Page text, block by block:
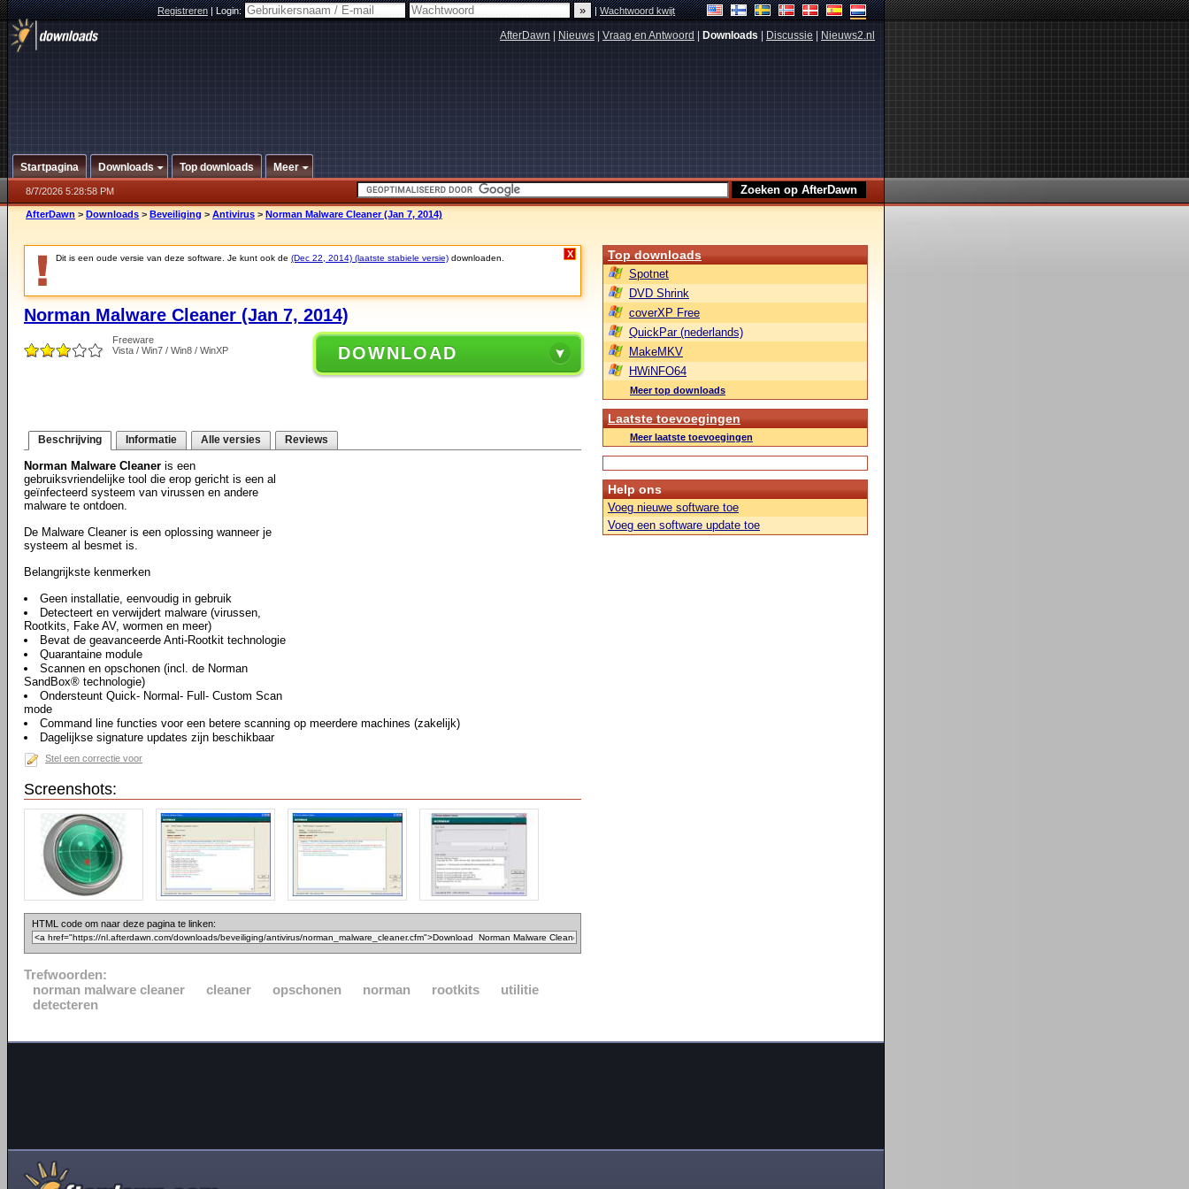
Registreren|Login: |Wachtwoord kwijt
AfterDawn Nieuws Vraag en Antwoord Downloads Discussie Nieuws2.nl
Startpagina Downloads Top downloads Meer
8/7/2026 5:28:58 PM
AfterDawn > Downloads > Beveiliging > Antivirus > Norman Malware Cleaner (Jan 7, 2014)
Dit is een oude versie van deze software. Je kunt ook de (Dec 22, 2014) (laatste stabiele versie) downloaden. X
Norman Malware Cleaner (Jan 7, 2014)
Freeware
Vista / Win7 / Win8 / WinXP
DOWNLOAD
Beschrijving Informatie Alle versies Reviews
Norman Malware Cleaner is een
gebruiksvriendelijke tool die erop gericht is een al
geïnfecteerd systeem van virussen en andere
malware te ontdoen.
De Malware Cleaner is een oplossing wanneer je
systeem al besmet is.
Belangrijkste kenmerken
Geen installatie, eenvoudig in gebruik
Detecteert en verwijdert malware (virussen,
Rootkits, Fake AV, wormen en meer)
Bevat de geavanceerde Anti-Rootkit technologie
Quarantaine module
Scannen en opschonen (incl. de Norman
SandBox® technologie)
Ondersteunt Quick- Normal- Full- Custom Scan
mode
Command line functies voor een betere scanning op meerdere machines (zakelijk)
Dagelijkse signature updates zijn beschikbaar
Stel een correctie voor
Screenshots:
HTML code om naar deze pagina te linken:
Trefwoorden:
norman malware cleaner
cleaner opschonen norman rootkits
utilitie
detecteren
Top downloads
Spotnet
DVD Shrink
coverXP Free
QuickPar (nederlands)
MakeMKV
HWiNFO64
Meer top downloads
Laatste toevoegingen
Meer laatste toevoegingen
Help ons
Voeg nieuwe software toe
Voeg een software update toe